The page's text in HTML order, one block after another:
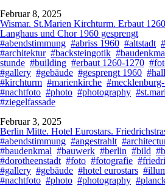
Februar 8, 2025
Wismar. St.Marien Kirchturm. Erbaut
Langhaus und Chor 1960 gesprengt
#abendstimmung #abriss 1960 #altstadt
#architektur #backsteingotik
stunde #building #erbaut 1260-1270
#gallery #gebäude #gesprengt 1960
#kirchturm #marienkirche
#nachtfoto #photo #photography
#ziegelfassade
Februar 3, 2025
Berlin Mitte. Hotel Eurostars.
#abendstimmung #angestrahlt
#baudenkmal #bauwerk #berlin #bild
#dorotheenstadt #foto #fotografie
#gallery #gebäude #hotel eurostars
#nachtfoto #photo #photography